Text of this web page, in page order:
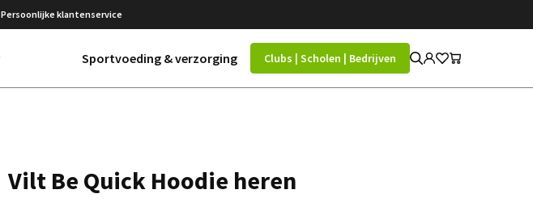
Persoonlijke klantenservice
Sportvoeding & verzorging Clubs | Scholen | Bedrijven
Vilt Be Quick Hoodie heren